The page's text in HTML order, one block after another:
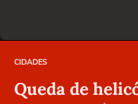
CIDADES
Queda de